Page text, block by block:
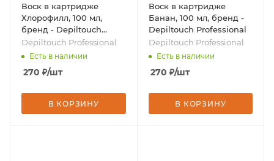
Воск в картридже
Хлорофилл, 100 мл,
бренд - Depiltouch
Professional
Depiltouch Professional
Есть в наличии
270 ₽/шт
В КОРЗИНУ
Воск в картридже
Банан, 100 мл, бренд -
Depiltouch Professional
Depiltouch Professional
Есть в наличии
270 ₽/шт
В КОРЗИНУ